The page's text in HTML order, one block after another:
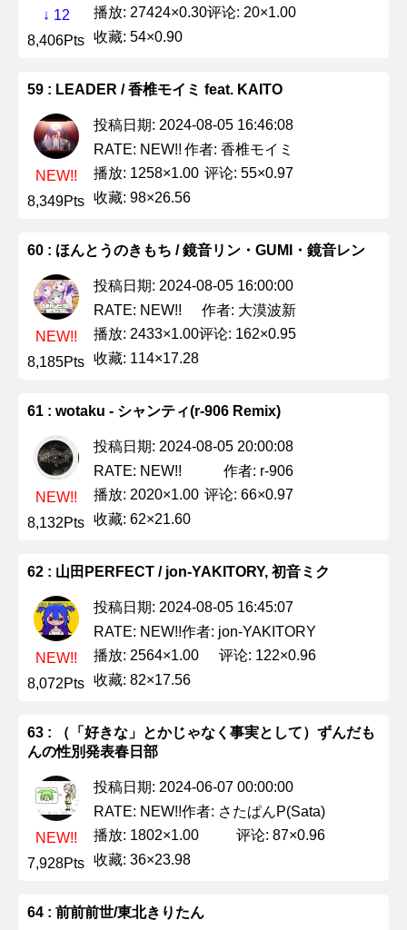
↓ 12
8,406Pts
播放: 27424×0.30评论: 20×1.00
收藏: 54×0.90
59 : LEADER / 香椎モイミ feat. KAITO
NEW!!
8,349Pts
投稿日期: 2024-08-05 16:46:08
RATE: NEW!! 作者: 香椎モイミ
播放: 1258×1.00 评论: 55×0.97
收藏: 98×26.56
60 : ほんとうのきもち / 鏡音リン・GUMI・鏡音レン
NEW!!
8,185Pts
投稿日期: 2024-08-05 16:00:00
RATE: NEW!!
作者: 大漠波新
播放: 2433×1.00评论: 162×0.95
收藏: 114×17.28
61 : wotaku - シャンティ(r-906 Remix)
NEW!!
8,132Pts
投稿日期: 2024-08-05 20:00:08
RATE: NEW!!
作者: r-906
播放: 2020×1.00 评论: 66×0.97
收藏: 62×21.60
62 : 山田PERFECT / jon-YAKITORY, 初音ミク
NEW!!
8,072Pts
投稿日期: 2024-08-05 16:45:07
RATE: NEW!!作者: jon-YAKITORY
播放: 2564×1.00
评论: 122×0.96
收藏: 82×17.56
63 : （「好きな」とかじゃなく事実として）ずんだも
んの性別発表春日部
NEW!!
7,928Pts
投稿日期: 2024-06-07 00:00:00
RATE: NEW!!作者: さたぱんP(Sata)
播放: 1802×1.00
评论: 87×0.96
收藏: 36×23.98
64 : 前前前世/東北きりたん